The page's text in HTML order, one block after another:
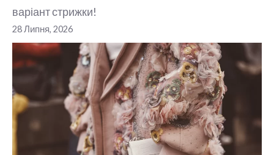
варіант стрижки!
28 Липня, 2026